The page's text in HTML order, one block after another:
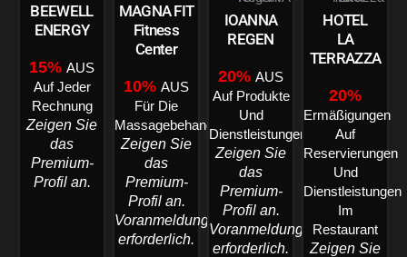
BEEWELL
ENERGY
15% AUS
Auf Jeder
Rechnung
Zeigen Sie
das
Premium-
Profil an.
MAGNA FIT
Fitness
Center
10% AUS
Für Die
Massagebehandlung
Zeigen Sie
das
Premium-
Profil an.
Voranmeldung
erforderlich.
IOANNA
REGEN
20% AUS
Auf Produkte
Und
Dienstleistungen
Zeigen Sie
das
Premium-
Profil an.
Voranmeldung
erforderlich.
HOTEL
LA
TERRAZZA
20%
Ermäßigungen
Auf
Reservierungen
Und
Dienstleistungen
Im
Restaurant
Zeigen Sie